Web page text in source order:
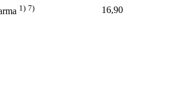
1) 7) 16,90